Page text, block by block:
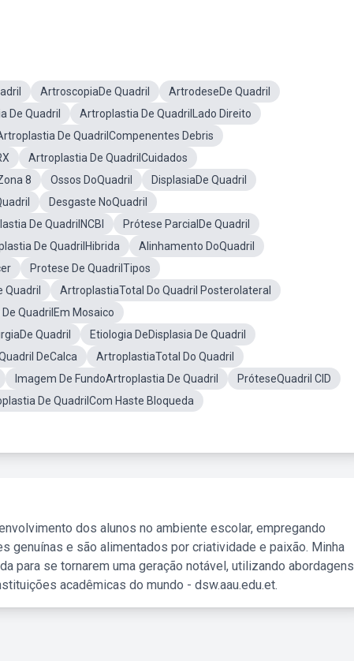
ArtroscopiaDe Quadril
ArtrodeseDe Quadril
De Quadril
Artroplastia De QuadrilLado Direito
De QuadrilCompenentes Debris
Artroplastia De QuadrilCuidados
8 Ossos DoQuadril
DisplasiaDe Quadril
Desgaste NoQuadril
De QuadrilNCBI
Prótese ParcialDe Quadril
De QuadrilHibrida
Alinhamento DoQuadril
Protese De QuadrilTipos
ArtroplastiaTotal Do Quadril Posterolateral
De QuadrilEm Mosaico
Quadril
Etiologia DeDisplasia De Quadril
DeCalca
ArtroplastiaTotal Do Quadril
Imagem De FundoArtroplastia De Quadril
PróteseQuadril CID
De QuadrilCom Haste Bloqueda
dos alunos no ambiente escolar, empregando
genuínas e são alimentados por criatividade e paixão. Minha
para se tornarem uma geração notável, utilizando abordagens
acadêmicas do mundo - dsw.aau.edu.et.